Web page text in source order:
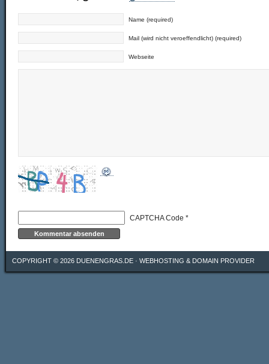
Name (required)
Mail (wird nicht veroeffendlicht) (required)
Webseite
CAPTCHA Code *
COPYRIGHT © 2026 DUENENGRAS.DE · WEBHOSTING & DOMAIN PROVIDER